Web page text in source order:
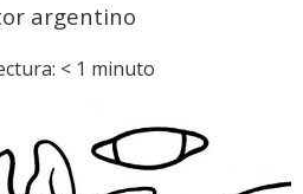
argentino
< 1 minuto